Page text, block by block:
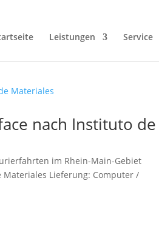
Leistungen Service
nach Instituto de
im Rhein-Main-Gebiet
Materiales Lieferung: Computer /